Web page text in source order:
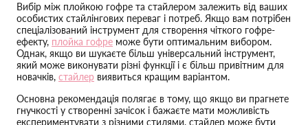
Вибір між плойкою гофре та стайлером залежить від ваших
особистих стайлінгових переваг і потреб. Якщо вам потрібен
спеціалізований інструмент для створення чіткого гофре-
ефекту, плойка гофре може бути оптимальним вибором.
Однак, якщо ви шукаєте більш універсальний інструмент,
який може виконувати різні функції і є більш привітним для
новачків, стайлер виявиться кращим варіантом.
Основна рекомендація полягає в тому, що якщо ви прагнете
гнучкості у створенні зачісок і бажаєте мати можливість
експериментувати з різними стилями, стайлер може бути